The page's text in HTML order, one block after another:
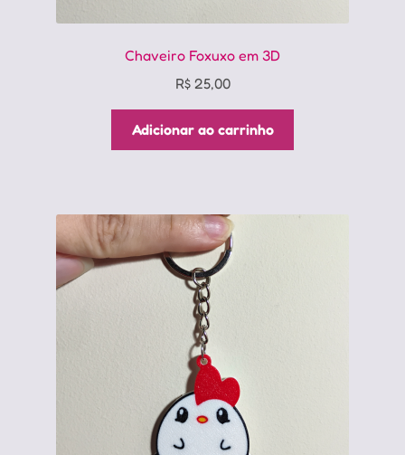
Chaveiro Foxuxo em 3D
R$25,00
Adicionar ao carrinho